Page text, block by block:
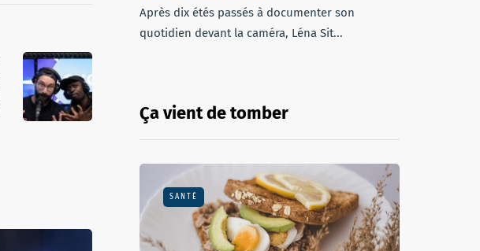
Après dix étés passés à documenter son
quotidien devant la caméra, Léna Sit...
Ça vient de tomber
SANTÉ